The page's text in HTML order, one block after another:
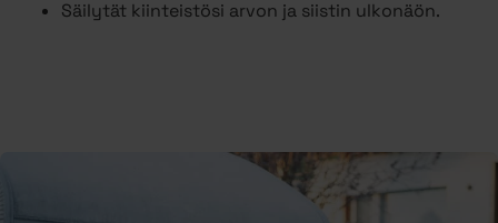
Säilytät kiinteistösi arvon ja siistin ulkonäön.